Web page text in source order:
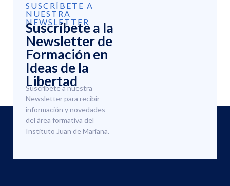
SUSCRÍBETE A
NUESTRA
NEWSLETTER
Suscríbete a la
Newsletter de
Formación en
Ideas de la
Libertad
Suscríbete a nuestra
Newsletter para recibir
información y novedades
del área formativa del
Instituto Juan de Mariana.